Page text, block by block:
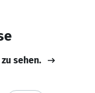
sehen.